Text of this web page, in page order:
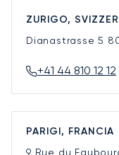
ZURIGO,
Dianastrasse 5
+41 44 810 12 12
PARIGI, FRANCIA
9 Rue du